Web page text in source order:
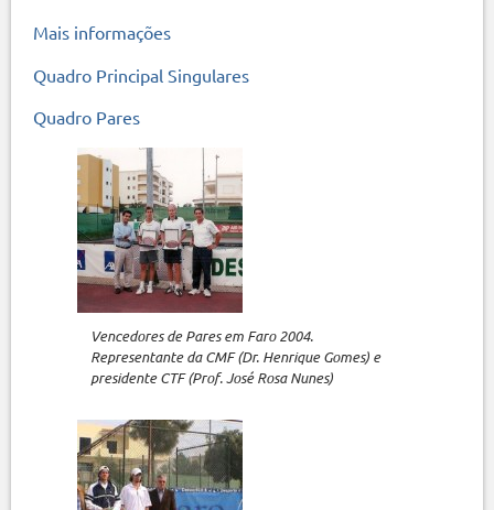
Mais informações
Quadro Principal Singulares
Quadro Pares
Vencedores de Pares em Faro 2004.
Representante da CMF (Dr. Henrique Gomes) e
presidente CTF (Prof. José Rosa Nunes)